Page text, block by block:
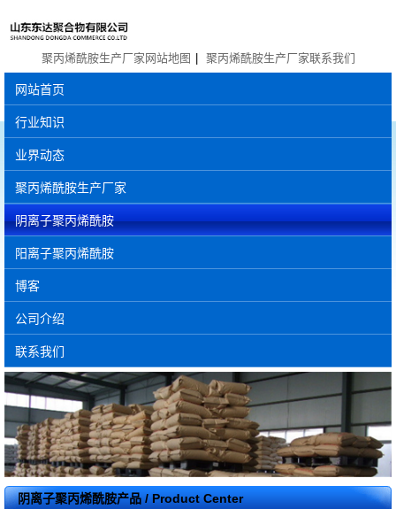
聚丙烯酰胺生产厂家网站地图 聚丙烯酰胺生产厂家联系我们
网站首页
行业知识
业界动态
聚丙烯酰胺生产厂家
阴离子聚丙烯酰胺
阳离子聚丙烯酰胺
博客
公司介绍
联系我们
阴离子聚丙烯酰胺产品 / Product Center